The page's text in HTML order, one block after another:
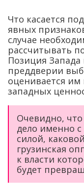
Что касается
явных
случае
рассчитывать
Позиция
преддверии
оценивается им
западных
Очевидно,
дело именно
силой,
грузинская
к власти
будет